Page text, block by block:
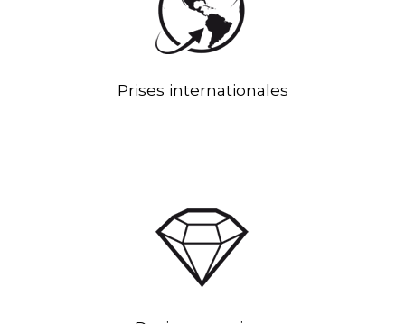
Prises internationales